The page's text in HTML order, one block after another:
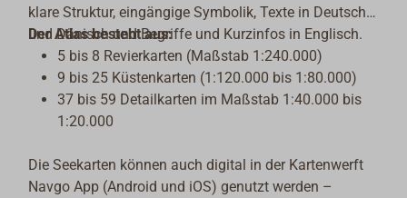
klare Struktur, eingängige Symbolik, Texte in Deutsch
und Dänisch und Begriffe und Kurzinfos in Englisch.
Der Atlas besteht aus:
5 bis 8 Revierkarten (Maßstab 1:240.000)
9 bis 25 Küstenkarten (1:120.000 bis 1:80.000)
37 bis 59 Detailkarten im Maßstab 1:40.000 bis
1:20.000
Die Seekarten können auch digital in der Kartenwerft
Navgo App (Android und iOS) genutzt werden –